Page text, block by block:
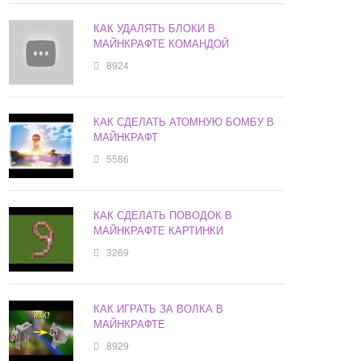
КАК УДАЛЯТЬ БЛОКИ В
МАЙНКРАФТЕ КОМАНДОЙ
8924
КАК СДЕЛАТЬ АТОМНУЮ БОМБУ В
МАЙНКРАФТ
5586
КАК СДЕЛАТЬ ПОВОДОК В
МАЙНКРАФТЕ КАРТИНКИ
3269
КАК ИГРАТЬ ЗА ВОЛКА В
МАЙНКРАФТЕ
8929